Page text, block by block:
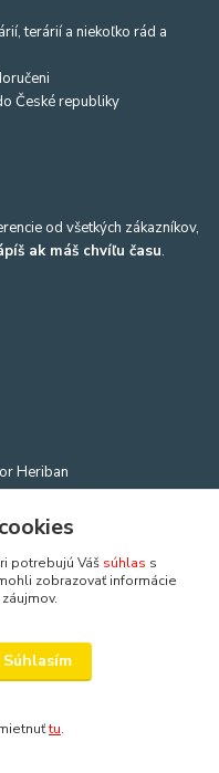
terárií a niekoľko rád a
České republiky
od všetkých zákazníkov,
ak máš chvíľu času.
Heriban
SK9583300000002201237425
potrebujú Váš súhlas s
zobrazovať informácie
Súhlasím
tu.